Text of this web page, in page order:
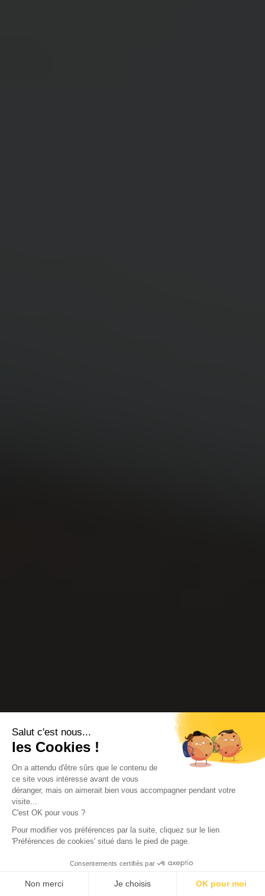
Salut c'est nous...
les Cookies !
On a attendu d'être sûrs que le contenu de
ce site vous intéresse avant de vous
déranger, mais on aimerait bien vous accompagner pendant votre
visite...
C'est OK pour vous ?
Pour modifier vos préférences par la suite, cliquez sur le lien
'Préférences de cookies' situé dans le pied de page.
Consentements certifiés par
Non merci Je choisis OK pour moi